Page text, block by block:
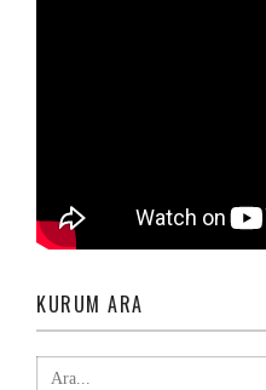
KURUM ARA